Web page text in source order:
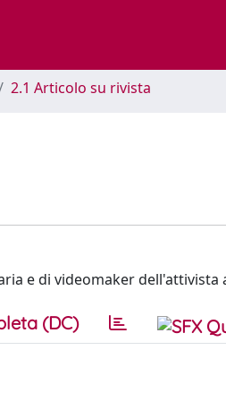
2.1 Articolo su rivista
e di videomaker dell'attivista
(DC)